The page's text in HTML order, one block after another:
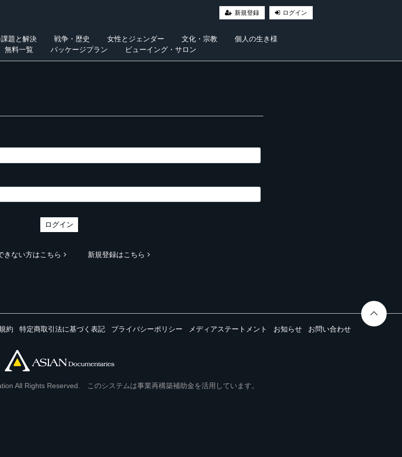
新規登録 ログイン
題と解決 戦争・歴史 女性とジェンダー 文化・宗教
個人の生き様
無料一覧 パッケージプラン ビューイング・サロン
ログイン
きない方はこちら 新規登録はこちら
約 特定商取引法に基づく表記 プライバシーポリシー メディアステートメント お知らせ お問い合わせ
All Rights Reserved. このシステムは事業再構築補助金を活用しています。